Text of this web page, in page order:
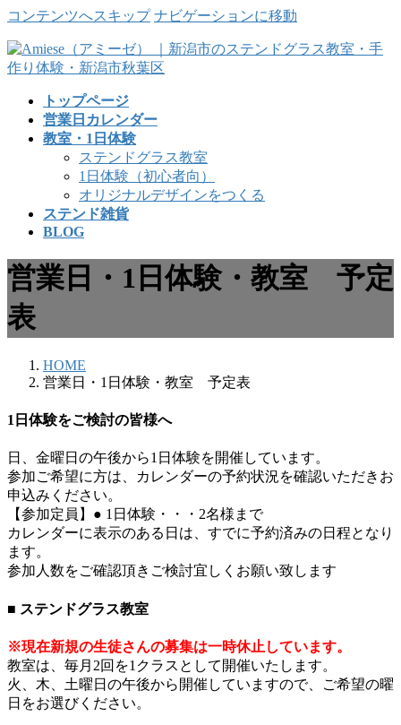
コンテンツへスキップ ナビゲーションに移動
トップページ
営業日カレンダー
教室・1日体験
ステンドグラス教室
1日体験（初心者向）
オリジナルデザインをつくる
ステンド雑貨
BLOG
営業日・1日体験・教室 予定
表
HOME
営業日・1日体験・教室 予定表
1日体験をご検討の皆様へ
日、金曜日の午後から1日体験を開催しています。
参加ご希望に方は、カレンダーの予約状況を確認いただきお
申込みください。
【参加定員】● 1日体験・・・2名様まで
カレンダーに表示のある日は、すでに予約済みの日程となり
ます。
参加人数をご確認頂きご検討宜しくお願い致します
■ ステンドグラス教室
※現在新規の生徒さんの募集は一時休止しています。
教室は、毎月2回を1クラスとして開催いたします。
火、木、土曜日の午後から開催していますので、ご希望の曜
日をお選びください。